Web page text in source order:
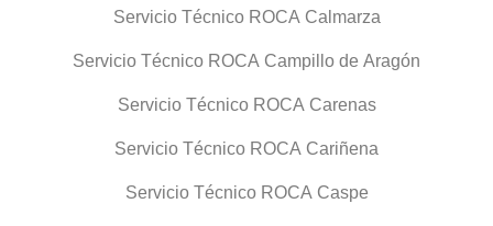
Servicio Técnico ROCA Calmarza
Servicio Técnico ROCA Campillo de Aragón
Servicio Técnico ROCA Carenas
Servicio Técnico ROCA Cariñena
Servicio Técnico ROCA Caspe